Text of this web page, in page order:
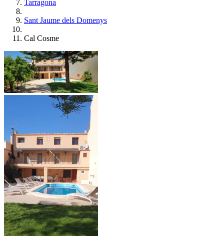
Tarragona
Sant Jaume dels Domenys
Cal Cosme